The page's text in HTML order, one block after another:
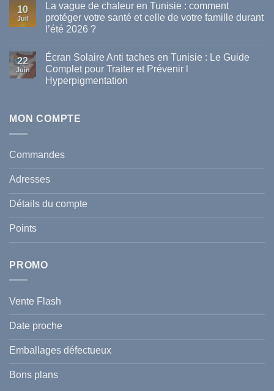
sur
meilleures
marques
disponibles
en
Tunisie
10
Juil
La vague de chaleur en Tunisie : comment
protéger votre santé et celle de votre famille durant
l’été 2026 ?
sur
La
vague
de
comment
et
celle
de
votre
famille
durant
l’été
2026
?
22
Juin
Écran Solaire Anti taches en Tunisie : Le Guide
Complet pour Traiter et Prévenir l
Hyperpigmentation
Écran
Solaire
Tunisie
Guide
pour
Traiter
Prévenir
MON COMPTE
Commandes
Adresses
Détails du compte
Points
PROMO
Vente Flash
Date proche
Emballages défectueux
Bons plans